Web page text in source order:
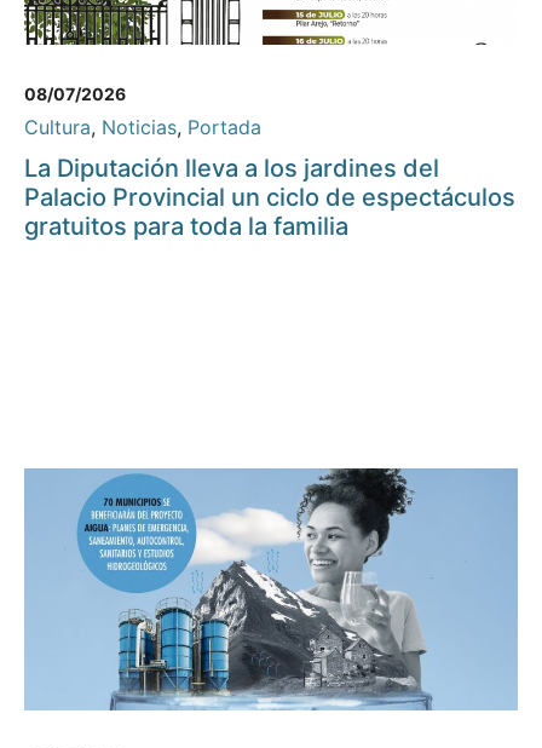
08/07/2026
Cultura, Noticias, Portada
La Diputación lleva a los jardines del
Palacio Provincial un ciclo de espectáculos
gratuitos para toda la familia